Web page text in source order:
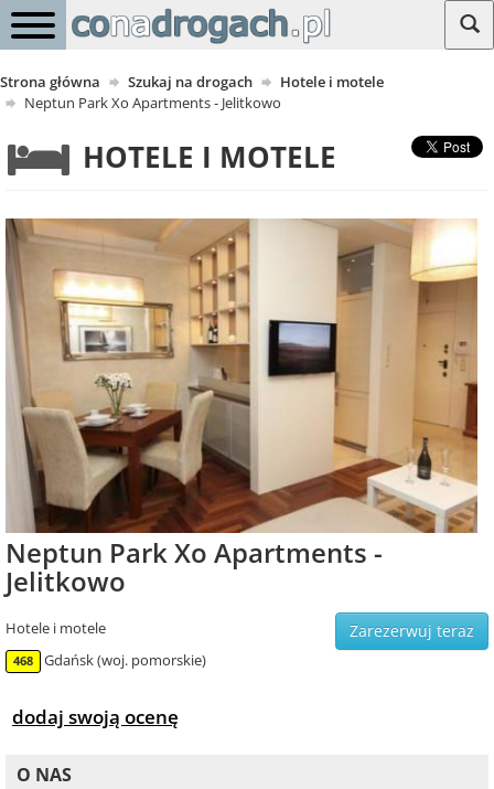
Strona główna Szukaj na drogach
Hotele i motele
Neptun Park Xo Apartments - Jelitkowo
HOTELE I MOTELE
Neptun Park Xo Apartments -
Jelitkowo
Zarezerwuj teraz
Hotele i motele
468 Gdańsk (woj. pomorskie)
dodaj swoją ocenę
O NAS